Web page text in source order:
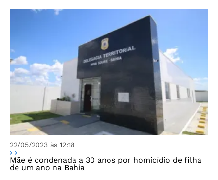
22/05/2023 às 12:18
Mãe é condenada a 30 anos por homicídio de filha
de um ano na Bahia